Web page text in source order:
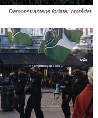
Demonstrantene forlater området.